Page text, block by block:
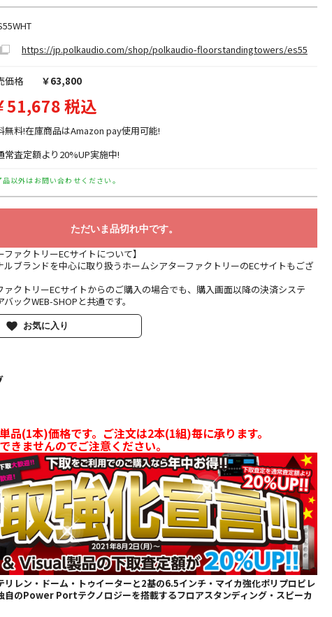
https://jp.polkaudio.com/shop/polkaudio-floorstandingtowers/es55
価格 ￥63,800
51,678 税込
無料!在庫商品はAmazon pay使用可能!
常査定額より20%UP実施中!
以外はお問い合わせください。
ただいま品切れ中です。
ファクトリーECサイトについて】
ルブランドを中心に取り扱うホームシアターファクトリーのECサイトもござ
ァクトリーECサイトからのご購入の場合でも、購入画面以降の決済システ
ックWEB-SHOPと共通です。
お気に入り
品(1本)価格です。ご注文は2本(1組)毎に承ります。
きませんのでご注意ください。
リレン・ドーム・トゥイーターと2基の6.5インチ・マイカ強化ポリプロピレ
自のPower Portテクノロジーを搭載するフロアスタンディング・スピーカ